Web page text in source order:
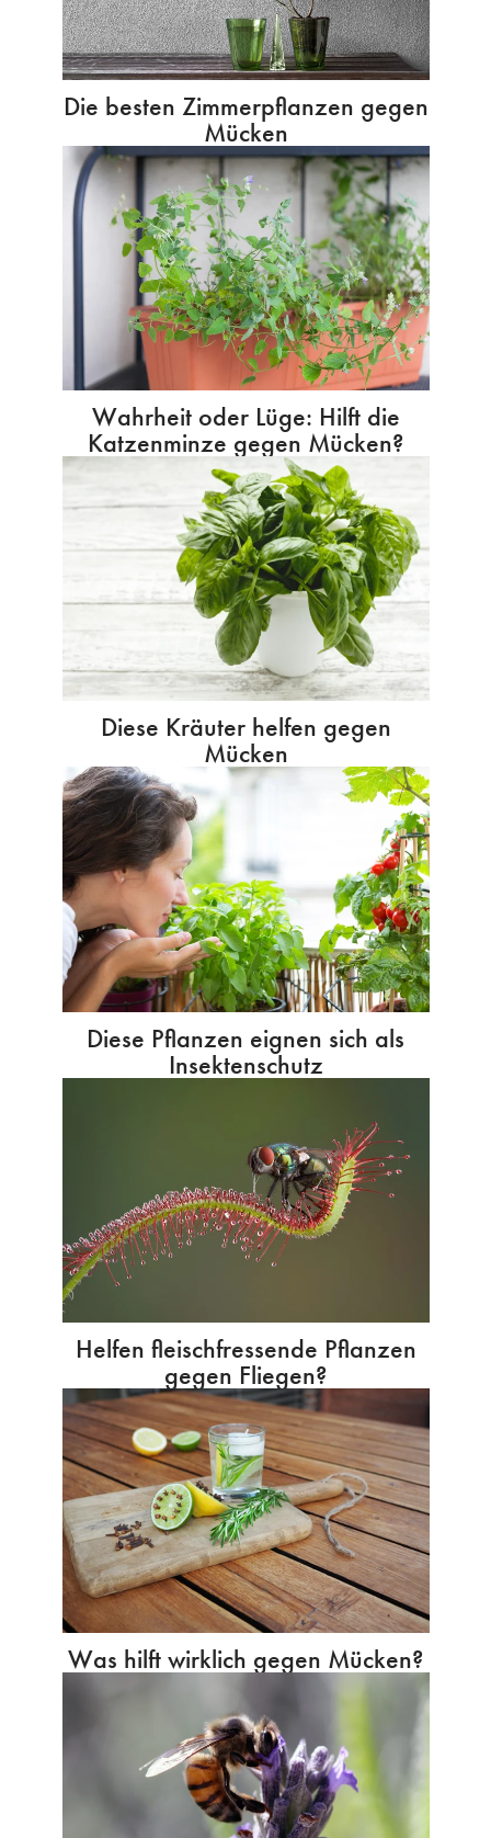
Die besten Zimmerpflanzen gegen
Mücken
Wahrheit oder Lüge: Hilft die
Katzenminze gegen Mücken?
Diese Kräuter helfen gegen
Mücken
Diese Pflanzen eignen sich als
Insektenschutz
Helfen fleischfressende Pflanzen
gegen Fliegen?
Was hilft wirklich gegen Mücken?